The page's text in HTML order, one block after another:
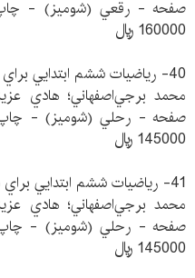
160000 ريال
40- رياضيات ششم ابتدايي براي دانش آموزان تيزهوش
145000 ريال
41- رياضيات ششم ابتدايي براي دانش آموزان تيزهوش
145000 ريال